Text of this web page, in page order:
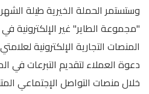
وستستمر الحملة الخيرية طيلة
"مجموعة الطاير" غير الإلكترونية
المنصات التجارية الإلكترونية
دعوة العملاء لتقديم التبرعات في
خلال منصات التواصل الإجتماعي